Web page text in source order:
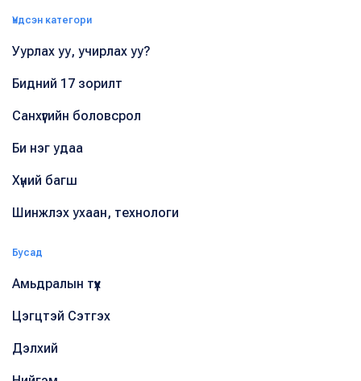
Үндсэн категори
Уурлах уу, учирлах уу?
Бидний 17 зорилт
Санхүүгийн боловсрол
Би нэг удаа
Хүний багш
Шинжлэх ухаан, технологи
Бусад
Амьдралын түүх
Цэгцтэй Сэтгэх
Дэлхий